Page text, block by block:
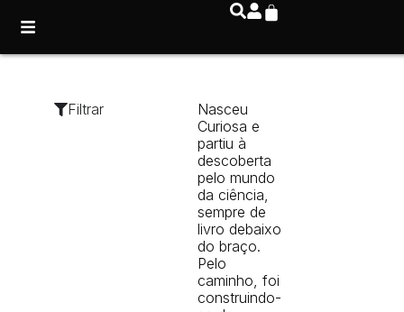
Filtrar
Nasceu
Curiosa e
partiu à
descoberta
pelo mundo
da ciência,
sempre de
livro debaixo
do braço.
Pelo
caminho, foi
construindo-